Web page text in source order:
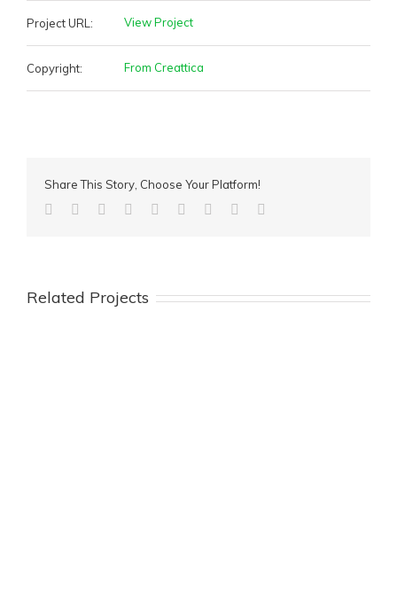
Project URL: View Project
Copyright: From Creattica
Share This Story, Choose Your Platform!
Facebook
TwitterLinkedin
Reddit TumblrGoogle+Pinterest
Related Projects